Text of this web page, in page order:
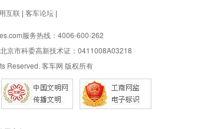
互联| 客车论坛|
服务热线：4006-600-262
京市科委高新技术证：0411008A03218
Reserved. 客车网 版权所有